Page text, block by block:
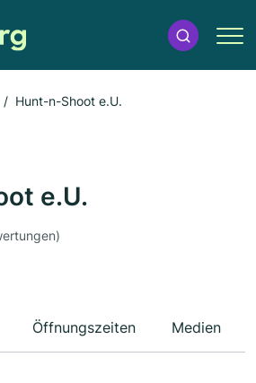
Hunt-n-Shoot e.U.
e.U.
Öffnungszeiten Medien